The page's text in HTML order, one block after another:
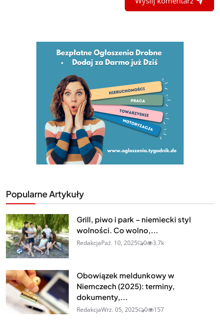
Popularne Artykuły
Grill, piwo i park – niemiecki styl
wolności. Co wolno,...
RedakcjaPaź. 10, 2025 0 3.7k
Obowiązek meldunkowy w
Niemczech (2025): terminy,
dokumenty,...
RedakcjaWrz. 05, 2025 0 157